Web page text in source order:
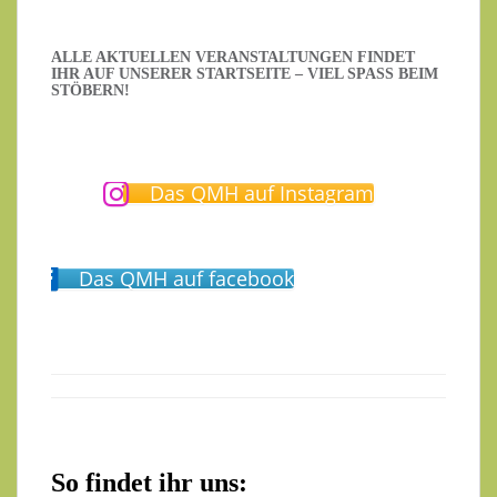
ALLE AKTUELLEN VERANSTALTUNGEN FINDET
IHR AUF UNSERER STARTSEITE – VIEL SPASS BEIM S
TÖBERN!
Das QMH auf Instagram
Das QMH auf facebook
So findet ihr uns: